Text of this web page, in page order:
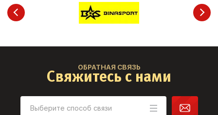
ОБРАТНАЯ СВЯЗЬ
Свяжитесь с нами